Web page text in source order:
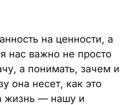
на ценности, а
нас важно не просто
а понимать, зачем и
она несет, как это
жизнь — нашу и